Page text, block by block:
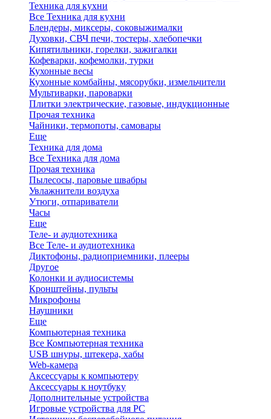
Техника для кухни
Все Техника для кухни
Блендеры, миксеры, соковыжималки
Духовки, СВЧ печи, тостеры, хлебопечки
Кипятильники, горелки, зажигалки
Кофеварки, кофемолки, турки
Кухонные весы
Кухонные комбайны, мясорубки, измельчители
Мультиварки, пароварки
Плитки электрические, газовые, индукционные
Прочая техника
Чайники, термопоты, самовары
Еще
Техника для дома
Все Техника для дома
Прочая техника
Пылесосы, паровые швабры
Увлажнители воздуха
Утюги, отпариватели
Часы
Еще
Теле- и аудиотехника
Все Теле- и аудиотехника
Диктофоны, радиоприемники, плееры
Другое
Колонки и аудиосистемы
Кронштейны, пульты
Микрофоны
Наушники
Еще
Компьютерная техника
Все Компьютерная техника
USB шнуры, штекера, хабы
Web-камера
Аксессуары к компьютеру
Аксессуары к ноутбуку
Дополнительные устройства
Игровые устройства для PC